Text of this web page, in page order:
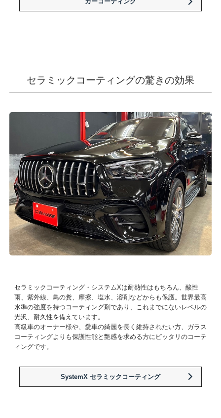
セラミックコーティングの驚きの効果
セラミックコーティング・システムXは耐熱性はもちろん、酸性
雨、紫外線、鳥の糞、摩擦、塩水、溶剤などからも保護。世界最高
水準の強度を持つコーティング剤であり、これまでにないレベルの
光沢、耐久性を備えています。
高級車のオーナー様や、愛車の綺麗を長く維持されたい方、ガラス
コーティングよりも保護性能と艶感を求める方にピッタリのコーテ
ィングです。
SystemX セラミックコーティング